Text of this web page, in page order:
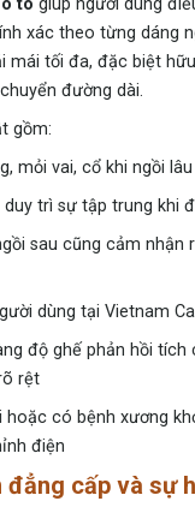
tô giúp người dùng
xác theo từng dáng
mái tối đa, đặc biệt
đường dài.
gồm:
mỏi vai, cổ khi ngồi lâu
duy trì sự tập trung khi
sau cũng cảm nhận
dùng tại Vietnam
độ ghế phản hồi
rệt
hoặc có bệnh xương
điện
đẳng cấp và sự